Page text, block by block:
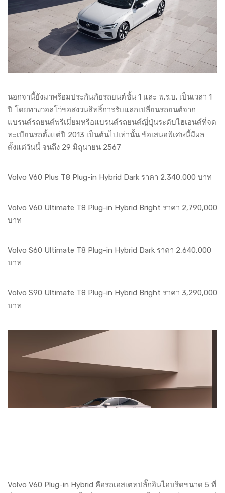
นอกจานี้ยังมาพร้อมประกันภัยรถยนต์ชั้น 1 และ พ.ร.บ. เป็นเวลา 1
ปี โดยทางวอลโว่ขอสงวนสิทธิ์การรับแลกเปลี่ยนรถยนต์จาก
แบรนด์รถยนต์พรีเมี่ยมหรือแบรนด์รถยนต์ญี่ปุ่นระดับไฮเอนด์ที่จด
ทะเบียนรถตั้งแต่ปี 2013 เป็นต้นไปเท่านั้น ข้อเสนอพิเศษนี้มีผล
ตั้งแต่วันนี้ จนถึง 29 มิถุนายน 2567
Volvo V60 Plus T8 Plug-in Hybrid Dark ราคา 2,340,000 บาท
Volvo V60 Ultimate T8 Plug-in Hybrid Bright ราคา 2,790,000
บาท
Volvo S60 Ultimate T8 Plug-in Hybrid Dark ราคา 2,640,000
บาท
Volvo S90 Ultimate T8 Plug-in Hybrid Bright ราคา 3,290,000
บาท
Volvo V60 Plug-in Hybrid คือรถเอสเตทปลั๊กอินไฮบริดขนาด 5 ที่